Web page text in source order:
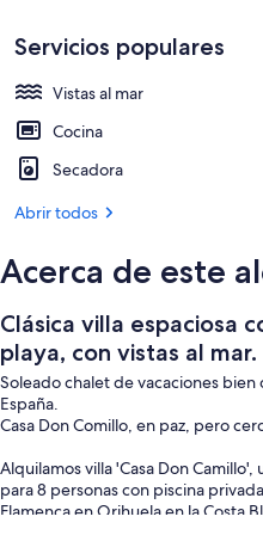
vistas
mar.
Servicios populares
Vistas al mar
Cocina
Secadora
Abrir todos
Acerca de este
Clásica villa espaciosa
playa, con vistas al mar.
Soleado chalet de vacaciones
España.
Casa Don Comillo, en paz, pero
Alquilamos villa 'Casa Don
para 8 personas con piscina
Flamenca en Orihuela en la Costa